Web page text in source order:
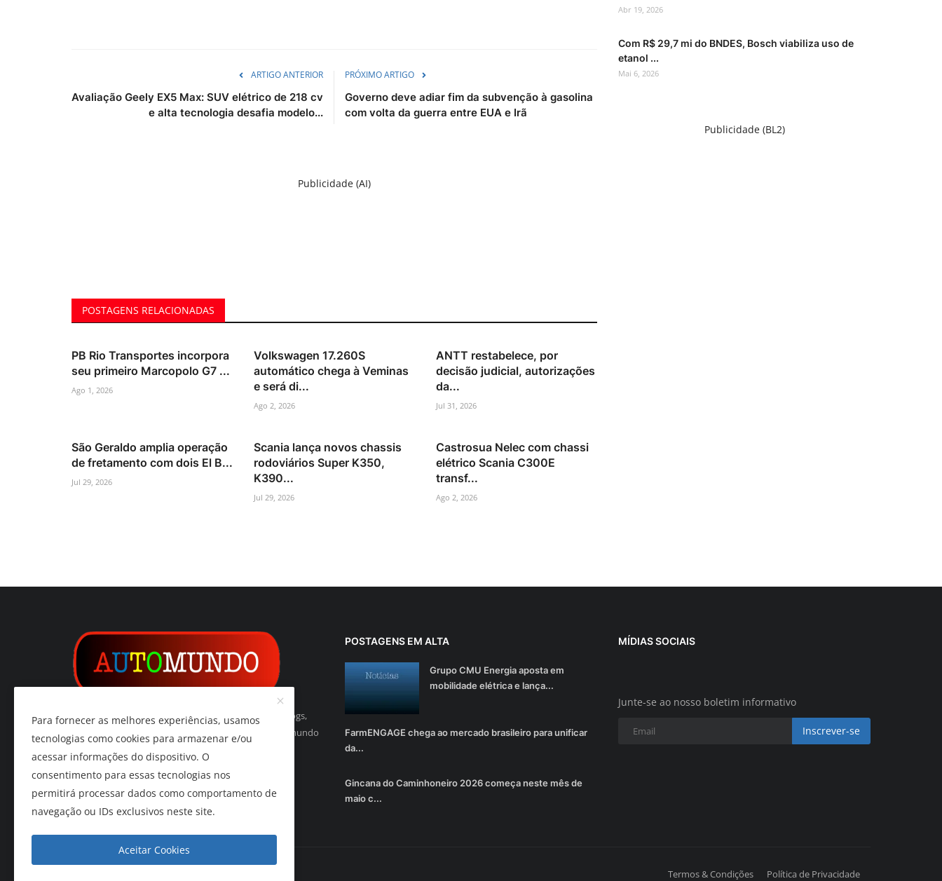
ARTIGO ANTERIOR
Avaliação Geely EX5 Max: SUV elétrico de 218 cv
e alta tecnologia desafia modelo...
PRÓXIMO ARTIGO
Governo deve adiar fim da subvenção à gasolina
com volta da guerra entre EUA e Irã
Publicidade (AI)
POSTAGENS RELACIONADAS
PB Rio Transportes incorpora
seu primeiro Marcopolo G7 ...
Ago 1, 2026
Volkswagen 17.260S
automático chega à Veminas
e será di...
Ago 2, 2026
ANTT restabelece, por
decisão judicial, autorizações
da...
Jul 31, 2026
São Geraldo amplia operação
de fretamento com dois El B...
Jul 29, 2026
Scania lança novos chassis
rodoviários Super K350,
K390...
Jul 29, 2026
Castrosua Nelec com chassi
elétrico Scania C300E
transf...
Ago 2, 2026
Abr 19, 2026
Com R$ 29,7 mi do BNDES, Bosch viabiliza uso de
etanol ...
Mai 6, 2026
Publicidade (BL2)
Automundo é um indexador de websites, páginas, blogs,
vídeos, imagens, podcasts e de tudo relacionado ao mundo
POSTAGENS EM ALTA
Grupo CMU Energia aposta em
mobilidade elétrica e lança...
FarmENGAGE chega ao mercado brasileiro para unificar
da...
Gincana do Caminhoneiro 2026 começa neste mês de
maio c...
MÍDIAS SOCIAIS
Junte-se ao nosso boletim informativo
Inscrever-se
Termos & Condições Política de Privacidade
Para fornecer as melhores experiências, usamos
tecnologias como cookies para armazenar e/ou
acessar informações do dispositivo. O
consentimento para essas tecnologias nos
permitirá processar dados como comportamento de
navegação ou IDs exclusivos neste site.
Aceitar Cookies